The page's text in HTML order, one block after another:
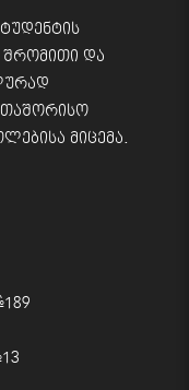
და
მიცემა.